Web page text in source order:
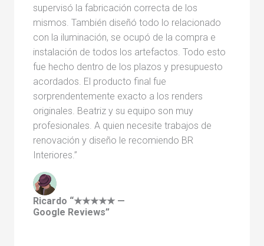
supervisó la fabricación correcta de los
mismos. También diseñó todo lo relacionado
con la iluminación, se ocupó de la compra e
instalación de todos los artefactos. Todo esto
fue hecho dentro de los plazos y presupuesto
acordados. El producto final fue
sorprendentemente exacto a los renders
originales. Beatriz y su equipo son muy
profesionales. A quien necesite trabajos de
renovación y diseño le recomiendo BR
Interiores.”
Ricardo “★★★★★ —
Google Reviews”